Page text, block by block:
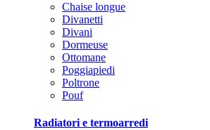
Chaise longue
Divanetti
Divani
Dormeuse
Ottomane
Poggiapiedi
Poltrone
Pouf
Radiatori e termoarredi